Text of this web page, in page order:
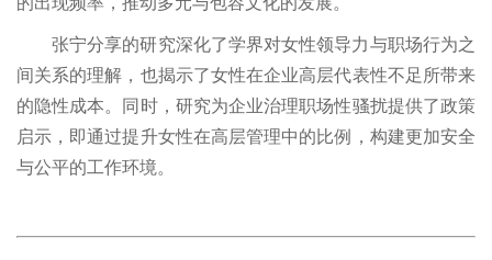
张宁分享的研究深化了学界对女性领导力与职场行为之
间关系的理解，也揭示了女性在企业高层代表性不足所带来
的隐性成本。同时，研究为企业治理职场性骚扰提供了政策
启示，即通过提升女性在高层管理中的比例，构建更加安全
与公平的工作环境。